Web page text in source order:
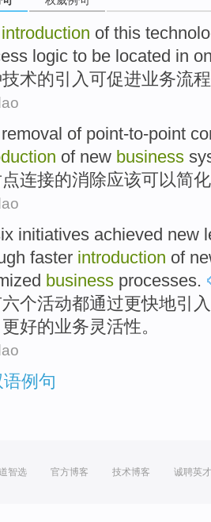
introduction of this
logic to be located in
技术的引入可促进业务流程
removal of point-to-point
of new business
点连接的消除应该可以简化
initiatives achieved new
faster introduction of
business processes.
六个活动都通过更快地引入
更好的业务灵活性。
例句
智选 官方博客 技术博客 诚聘英才